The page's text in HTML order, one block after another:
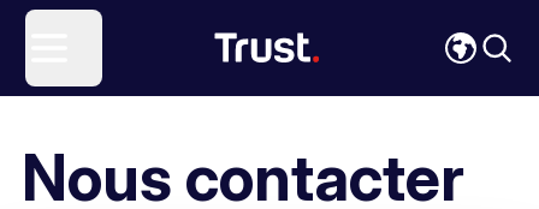
Nous contacter